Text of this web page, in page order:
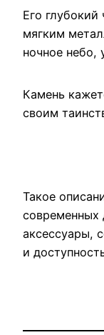
Его глубокий
мягким
ночное небо,
Камень
своим
Такое
аксессуары,
и